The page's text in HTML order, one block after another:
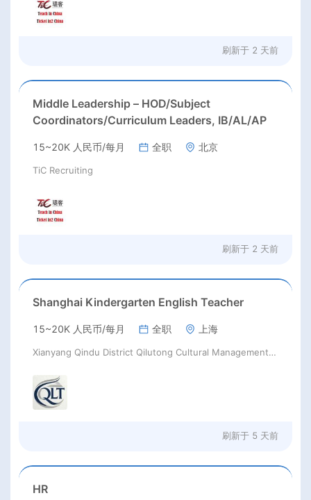
刷新于 2 天前
Middle Leadership – HOD/Subject
Coordinators/Curriculum Leaders, IB/AL/AP
15~20K 人民币/每月 全职 北京
TiC Recruiting
刷新于 2 天前
Shanghai Kindergarten English Teacher
15~20K 人民币/每月 全职 上海
Xianyang Qindu District Qilutong Cultural Management Consulting Studio
刷新于 5 天前
HR